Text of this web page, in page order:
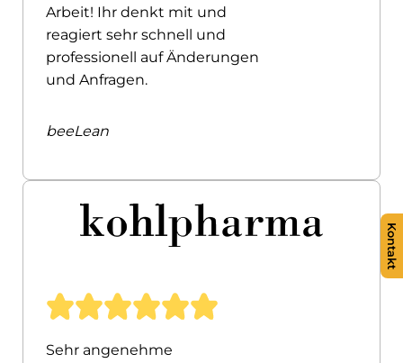
Arbeit! Ihr denkt mit und
reagiert sehr schnell und
professionell auf Änderungen
und Anfragen.
beeLean
Sehr angenehme
Kontakt